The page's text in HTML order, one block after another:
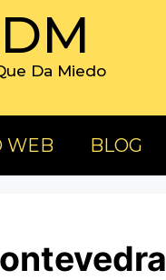
Da Miedo
WEB BLOG